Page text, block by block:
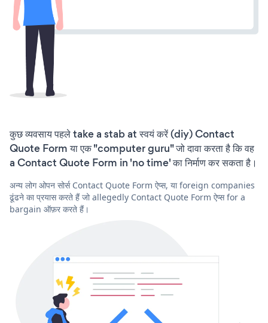
कुछ व्यवसाय पहले take a stab at स्वयं करें (diy) Contact
Quote Form या एक "computer guru" जो दावा करता है कि वह
a Contact Quote Form in 'no time' का निर्माण कर सकता है।
अन्य लोग ओपन सोर्स Contact Quote Form ऐप्स, या foreign companies
ढूंढने का प्रयास करते हैं जो allegedly Contact Quote Form ऐप्स for a
bargain ऑफ़र करते हैं।